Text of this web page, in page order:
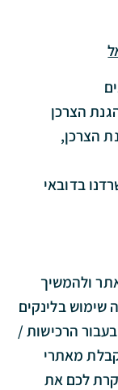
הצרכן
וחוק הגנת הצרכן,
בדובאי
ולהמשיך
שימוש בלינקים
הרכישות /
מאתרי
לכם את